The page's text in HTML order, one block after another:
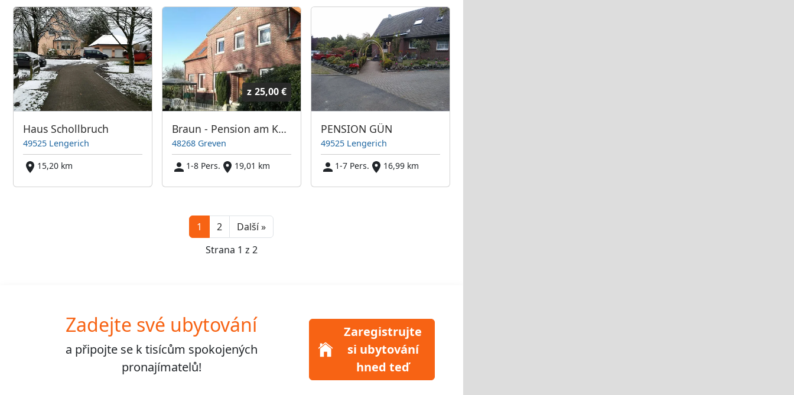
Haus Schollbruch
49525 Lengerich
15,20 km
z 25,00 €
Braun - Pension am Kanal
48268 Greven
1-8 Pers.
19,01 km
PENSION GÜN
49525 Lengerich
1-7 Pers.
16,99 km
1 2 Další »Next
Strana 1 z 2
Zadejte své ubytování
a připojte se ktisícům spokojených
pronajímatelů!
Zaregistrujte
si ubytování
hned teď